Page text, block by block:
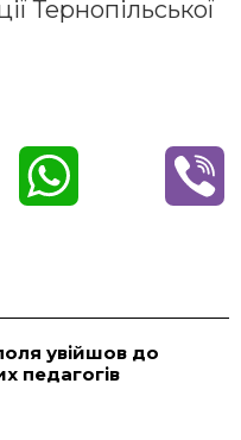
Тернопільської
t
увійшов до
педагогів